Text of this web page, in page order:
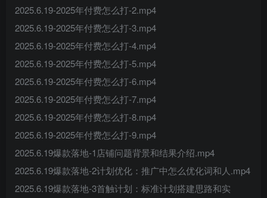
2025.6.19-2025年付费怎么打-2.mp4
2025.6.19-2025年付费怎么打-3.mp4
2025.6.19-2025年付费怎么打-4.mp4
2025.6.19-2025年付费怎么打-5.mp4
2025.6.19-2025年付费怎么打-6.mp4
2025.6.19-2025年付费怎么打-7.mp4
2025.6.19-2025年付费怎么打-8.mp4
2025.6.19-2025年付费怎么打-9.mp4
2025.6.19爆款落地-1店铺问题背景和结果介绍.mp4
2025.6.19爆款落地-2计划优化：推广中怎么优化词和人.mp4
2025.6.19爆款落地-3首触计划：标准计划搭建思路和实